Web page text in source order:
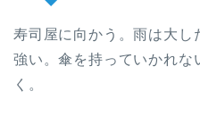
寿司屋に向かう。雨は大し
強い。傘を持っていかれな
く。